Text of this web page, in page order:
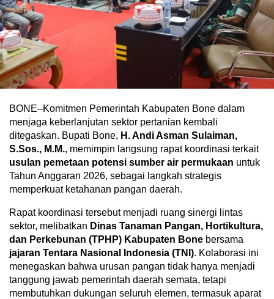
BONE–Komitmen Pemerintah Kabupaten Bone dalam
menjaga keberlanjutan sektor pertanian kembali
ditegaskan. Bupati Bone, H. Andi Asman Sulaiman,
S.Sos., M.M., memimpin langsung rapat koordinasi terkait
usulan pemetaan potensi sumber air permukaan untuk
Tahun Anggaran 2026, sebagai langkah strategis
memperkuat ketahanan pangan daerah.
Rapat koordinasi tersebut menjadi ruang sinergi lintas
sektor, melibatkan Dinas Tanaman Pangan, Hortikultura,
dan Perkebunan (TPHP) Kabupaten Bone bersama
jajaran Tentara Nasional Indonesia (TNI). Kolaborasi ini
menegaskan bahwa urusan pangan tidak hanya menjadi
tanggung jawab pemerintah daerah semata, tetapi
membutuhkan dukungan seluruh elemen, termasuk aparat